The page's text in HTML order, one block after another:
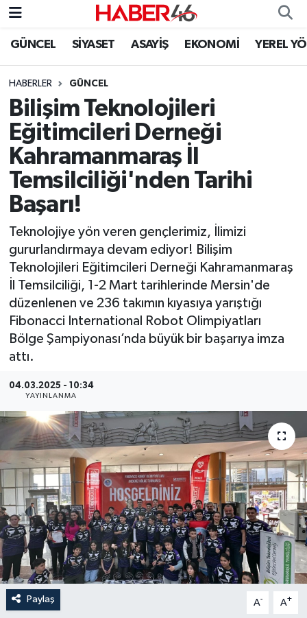
GÜNCEL SİYASET ASAYİŞ EKONOMİ YEREL
HABERLER GÜNCEL
Bilişim Teknolojileri
Eğitimcileri Derneği
Kahramanmaraş İl
Temsilciliği'nden Tarihi
Başarı!
Teknolojiye yön veren gençlerimiz, İlimizi
gururlandırmaya devam ediyor! Bilişim
Teknolojileri Eğitimcileri Derneği Kahramanmaraş
İl Temsilciliği, 1-2 Mart tarihlerinde Mersin'de
düzenlenen ve 236 takımın kıyasıya yarıştığı
Fibonacci International Robot Olimpiyatları
Bölge Şampiyonası’nda büyük bir başarıya imza
attı.
04.03.2025 - 10:34
YAYINLANMA
Paylaş A- A+
GÜNCEL
SİYASET
EKONOMİ
SPOR
YAŞAM
TEKNOLOJİ
SAĞLIK
EĞİTİM
İLÇE HABERLERİ
KSÜ
DÜNYA
ROPORTAJ
MAGAZİN
KADIN-AİLE
YEREL YÖNETİM
MEDYA
Nöbetçi Eczaneler
Hava Durumu
Kahramanmaraş Namaz Vakitleri
Trafik Durumu
Süper Lig Puan Durumu ve Fikstür
Tüm Manşetler
Son Dakika Haberleri
Haber Arşivi